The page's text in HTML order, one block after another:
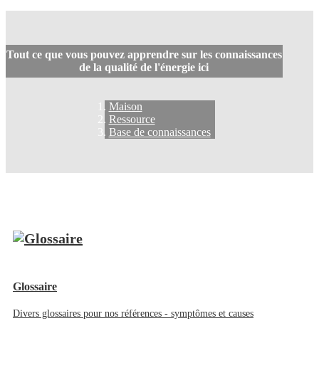
Tout ce que vous pouvez apprendre sur les connaissances
de la qualité de l'énergie ici
Maison
Ressource
Base de connaissances
Glossaire
Divers glossaires pour nos références - symptômes et causes